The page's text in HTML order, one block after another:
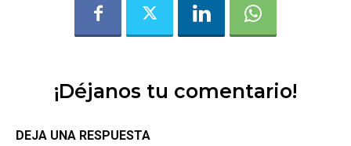
¡Déjanos tu comentario!
DEJA UNA RESPUESTA